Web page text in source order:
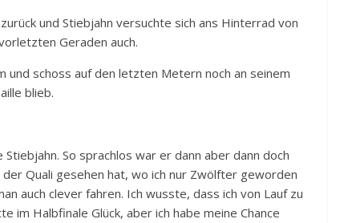
und Stiebjahn versuchte sich ans Hinterrad von
Geraden auch.
schoss auf den letzten Metern noch an seinem
blieb.
So sprachlos war er dann aber dann doch
Quali gesehen hat, wo ich nur Zwölfter geworden
auch clever fahren. Ich wusste, dass ich von Lauf zu
im Halbfinale Glück, aber ich habe meine Chance